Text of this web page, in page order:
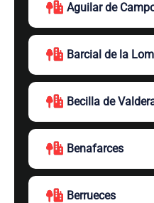
Aguilar de
Barcial de la
Becilla de
Benafarces
Berrueces